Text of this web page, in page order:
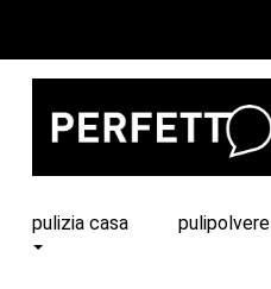
pulizia casa pulipolvere